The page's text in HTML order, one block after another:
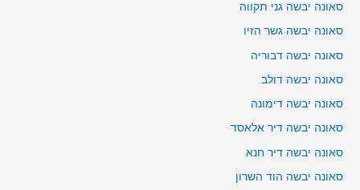
סאונה יבשה גני תקווה
סאונה יבשה גשר הזיו
סאונה יבשה דבוריה
סאונה יבשה דולב
סאונה יבשה דימונה
סאונה יבשה דיר אלאסד
סאונה יבשה דיר חנא
סאונה יבשה הוד השרון